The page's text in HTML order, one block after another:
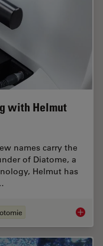
with Helmut
names carry the
of Diatome, a
Helmut has